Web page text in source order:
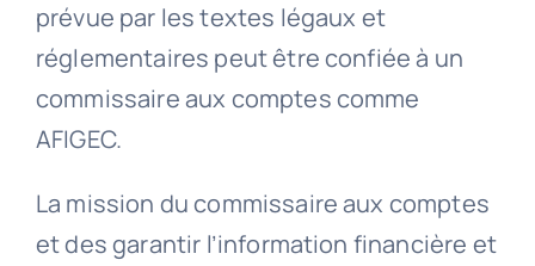
Contact
prévue par les textes légaux et
réglementaires peut être confiée à un
commissaire aux comptes comme
AFIGEC.
La mission du commissaire aux comptes
et des garantir l’information financière et